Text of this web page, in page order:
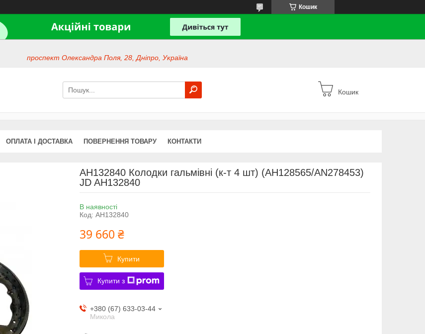
Кошик
проспект Олександра Поля, 28, Дніпро, Україна
Кошик
ОПЛАТА І ДОСТАВКА ПОВЕРНЕННЯ ТОВАРУ КОНТАКТИ
AH132840 Колодки гальмівні (к-т 4 шт) (AH128565/AN278453)
JD AH132840
В наявності
Код: AH132840
39 660 ₴
Купити
Купити з
+380 (67) 633-03-44
Микола